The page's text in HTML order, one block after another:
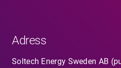
Adress
Soltech Energy Sweden AB